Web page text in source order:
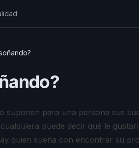
suponen para una persona sus
puede decir qué le
quien sueña con encontrar su